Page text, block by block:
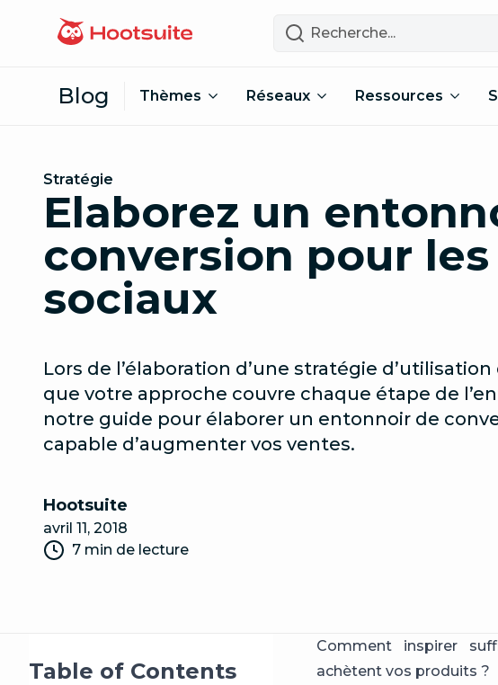
Recherche
Blog Thèmes Réseaux Ressources
Stratégie
Elaborez un
conversion pour
sociaux
Lors de l’élaboration d’une stratégie
que votre approche couvre chaque étape de
notre guide pour élaborer un entonnoir de
capable d’augmenter vos ventes.
Hootsuite
avril 11, 2018
7 min de lecture
Table of Contents
Comment inspirer
achètent vos produits ?